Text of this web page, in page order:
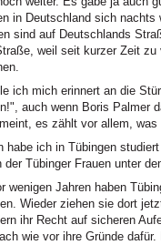
in Deutschland sich
sind auf Deutschlands
weil seit kurzer Zeit
ich mich erinnert an die
auch wenn Boris Palmer
es zählt vor allem,
habe ich in Tübingen
der Tübinger Frauen unter
wenigen Jahren haben
Wieder ziehen sie dort
ihr Recht auf sicheren
wie vor ihre Gründe